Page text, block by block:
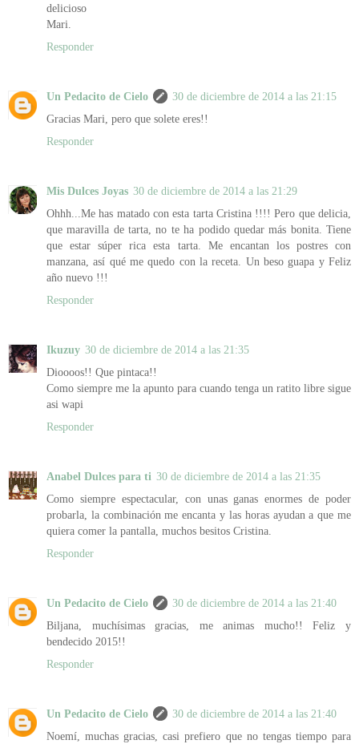
delicioso
Mari.
Responder
Un Pedacito de Cielo
30 de diciembre de 2014 a las 21:15
Gracias Mari, pero que solete eres!!
Responder
Mis Dulces Joyas 30 de diciembre de 2014 a las 21:29
Ohhh...Me has matado con esta tarta Cristina !!!! Pero que delicia,
que maravilla de tarta, no te ha podido quedar más bonita. Tiene
que estar súper rica esta tarta. Me encantan los postres con
manzana, así qué me quedo con la receta. Un beso guapa y Feliz
año nuevo !!!
Responder
Ikuzuy 30 de diciembre de 2014 a las 21:35
Dioooos!! Que pintaca!!
Como siempre me la apunto para cuando tenga un ratito libre sigue
asi wapi
Responder
Anabel Dulces para ti 30 de diciembre de 2014 a las 21:35
Como siempre espectacular, con unas ganas enormes de poder
probarla, la combinación me encanta y las horas ayudan a que me
quiera comer la pantalla, muchos besitos Cristina.
Responder
Un Pedacito de Cielo
30 de diciembre de 2014 a las 21:40
Biljana, muchísimas gracias, me animas mucho!! Feliz y
bendecido 2015!!
Responder
Un Pedacito de Cielo
30 de diciembre de 2014 a las 21:40
Noemí, muchas gracias, casi prefiero que no tengas tiempo para